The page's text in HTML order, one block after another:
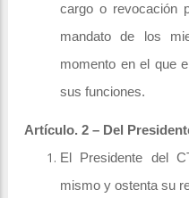
cargo o revocación
mandato de los
momento en el que
sus funciones.
Artículo. 2 – Del
El Presidente del
mismo y ostenta su